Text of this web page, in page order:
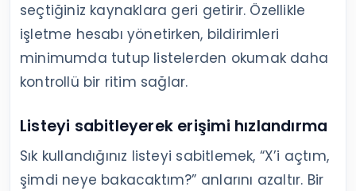
seçtiğiniz kaynaklara geri getirir. Özellikle
işletme hesabı yönetirken, bildirimleri
minimumda tutup listelerden okumak daha
kontrollü bir ritim sağlar.
Listeyi sabitleyerek erişimi hızlandırma
Sık kullandığınız listeyi sabitlemek, “X’i açtım,
şimdi neye bakacaktım?” anlarını azaltır. Bir